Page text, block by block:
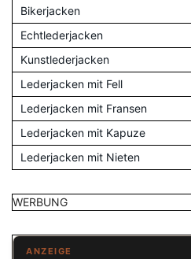
Bikerjacken
Echtlederjacken
Kunstlederjacken
Lederjacken mit Fell
Lederjacken mit Fransen
Lederjacken mit Kapuze
Lederjacken mit Nieten
WERBUNG
ANZEIGE